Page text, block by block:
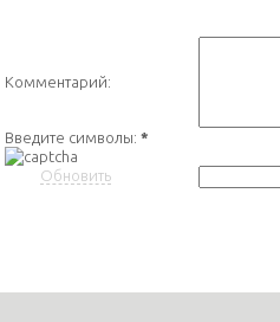
Комментарий:
Введите символы: *
Обновить